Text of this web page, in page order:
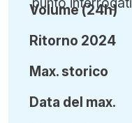
Volume (24h)
Ritorno 2024
Max. storico
Data del max.